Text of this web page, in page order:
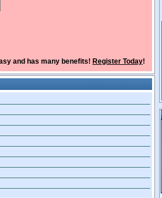
and has many benefits! Register Today!